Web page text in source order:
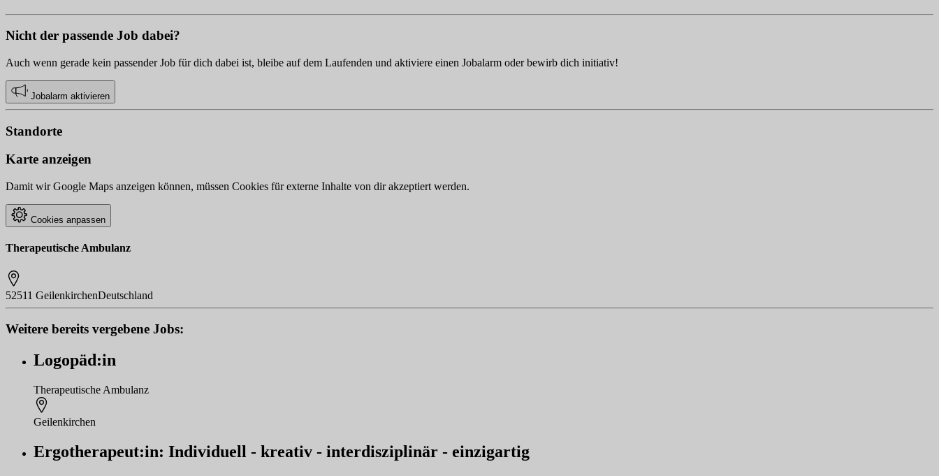
Nicht der passende Job dabei?
Auch wenn gerade kein passender Job für dich dabei ist, bleibe auf dem Laufenden und aktiviere einen Jobalarm oder bewirb dich initiativ!
Jobalarm aktivieren
Standorte
Karte anzeigen
Damit wir Google Maps anzeigen können, müssen Cookies für externe Inhalte von dir akzeptiert werden.
Cookies anpassen
Therapeutische Ambulanz
52511 GeilenkirchenDeutschland
Weitere bereits vergebene Jobs:
Logopäd:in
Therapeutische Ambulanz
Geilenkirchen
Ergotherapeut:in: Individuell - kreativ - interdisziplinär - einzigartig